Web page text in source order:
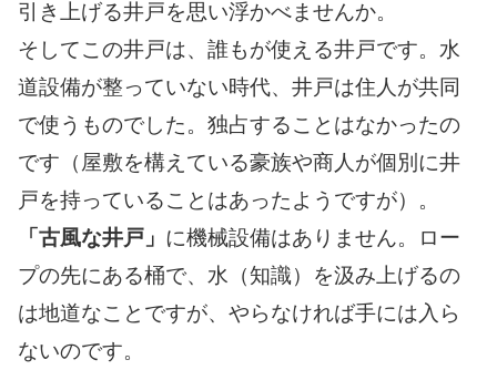
引き上げる井戸を思い浮かべませんか。
そしてこの井戸は、誰もが使える井戸です。水
道設備が整っていない時代、井戸は住人が共同
で使うものでした。独占することはなかったの
です（屋敷を構えている豪族や商人が個別に井
戸を持っていることはあったようですが）。
「古風な井戸」 に機械設備はありません。ロー
プの先にある桶で、水（知識）を汲み上げるの
は地道なことですが、やらなければ手には入ら
ないのです。